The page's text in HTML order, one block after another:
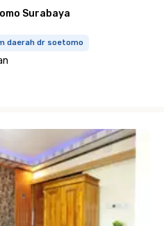
Surabaya
daerah dr soetomo